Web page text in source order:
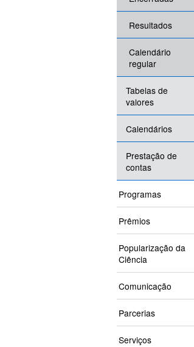
Resultados
Calendário
regular
Tabelas de
valores
Calendários
Prestação de
contas
Programas
Prêmios
Popularização da
Ciência
Comunicação
Parcerias
Serviços